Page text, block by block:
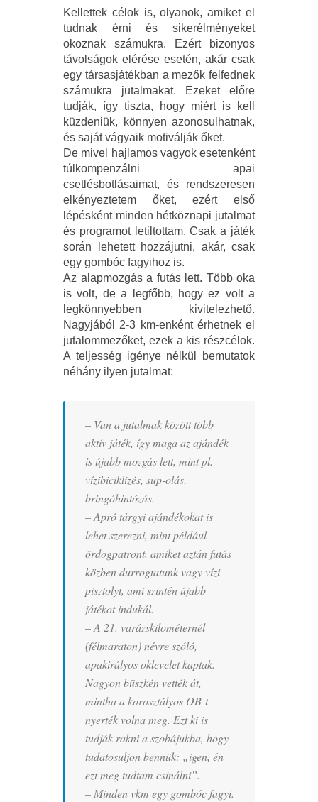
Kellettek célok is, olyanok, amiket el
tudnak érni és sikerélményeket
okoznak számukra. Ezért bizonyos
távolságok elérése esetén, akár csak
egy társasjátékban a mezők felfednek
számukra jutalmakat. Ezeket előre
tudják, így tiszta, hogy miért is kell
küzdeniük, könnyen azonosulhatnak,
és saját vágyaik motiválják őket.
De mivel hajlamos vagyok esetenként
túlkompenzálni apai
csetlésbotlásaimat, és rendszeresen
elkényeztetem őket, ezért első
lépésként minden hétköznapi jutalmat
és programot letiltottam. Csak a játék
során lehetett hozzájutni, akár, csak
egy gombóc fagyihoz is.
Az alapmozgás a futás lett. Több oka
is volt, de a legfőbb, hogy ez volt a
legkönnyebben kivitelezhető.
Nagyjából 2-3 km-enként érhetnek el
jutalommezőket, ezek a kis részcélok.
A teljesség igénye nélkül bemutatok
néhány ilyen jutalmat:
– Van a jutalmak között több
aktív játék, így maga az ajándék
is újabb mozgás lett, mint pl.
vízibiciklizés, sup-olás,
bringóhintózás.
– Apró tárgyi ajándékokat is
lehet szerezni, mint például
ördögpatront, amiket aztán futás
közben durrogtatunk vagy vízi
pisztolyt, ami szintén újabb
játékot indukál.
– A 21. varázskilométernél
(félmaraton) névre szóló,
apakirályos oklevelet kaptak.
Nagyon büszkén vették át,
mintha a korosztályos OB-t
nyerték volna meg. Ezt ki is
tudják rakni a szobájukba, hogy
tudatosuljon bennük: „igen, én
ezt meg tudtam csinálni”.
– Minden vkm egy gombóc fagyi.